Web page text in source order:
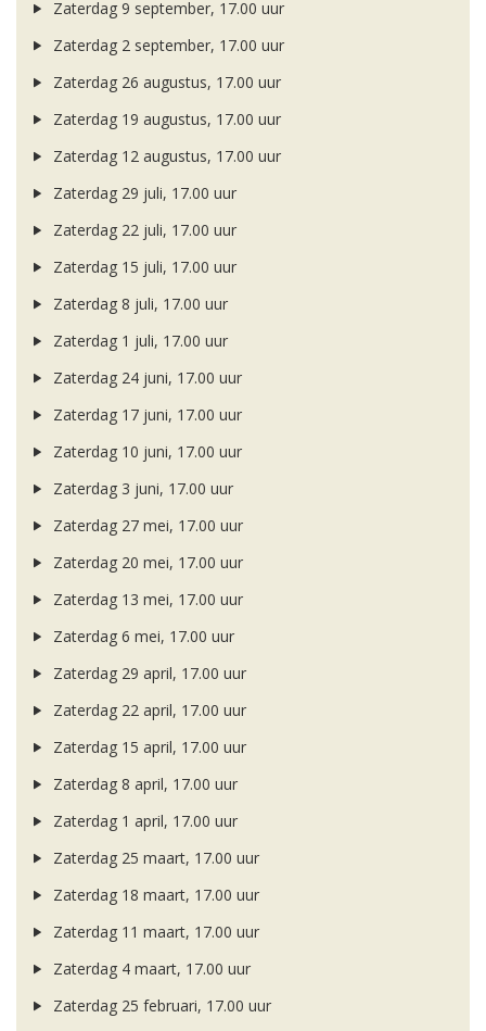
Zaterdag 9 september, 17.00 uur
Zaterdag 2 september, 17.00 uur
Zaterdag 26 augustus, 17.00 uur
Zaterdag 19 augustus, 17.00 uur
Zaterdag 12 augustus, 17.00 uur
Zaterdag 29 juli, 17.00 uur
Zaterdag 22 juli, 17.00 uur
Zaterdag 15 juli, 17.00 uur
Zaterdag 8 juli, 17.00 uur
Zaterdag 1 juli, 17.00 uur
Zaterdag 24 juni, 17.00 uur
Zaterdag 17 juni, 17.00 uur
Zaterdag 10 juni, 17.00 uur
Zaterdag 3 juni, 17.00 uur
Zaterdag 27 mei, 17.00 uur
Zaterdag 20 mei, 17.00 uur
Zaterdag 13 mei, 17.00 uur
Zaterdag 6 mei, 17.00 uur
Zaterdag 29 april, 17.00 uur
Zaterdag 22 april, 17.00 uur
Zaterdag 15 april, 17.00 uur
Zaterdag 8 april, 17.00 uur
Zaterdag 1 april, 17.00 uur
Zaterdag 25 maart, 17.00 uur
Zaterdag 18 maart, 17.00 uur
Zaterdag 11 maart, 17.00 uur
Zaterdag 4 maart, 17.00 uur
Zaterdag 25 februari, 17.00 uur